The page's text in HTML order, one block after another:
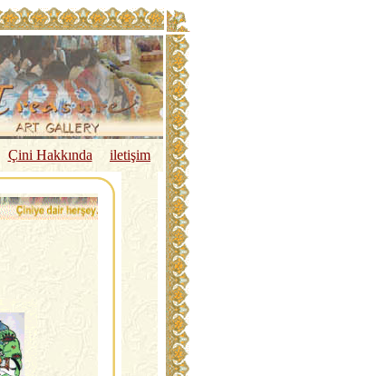
Çini Hakkında iletişim